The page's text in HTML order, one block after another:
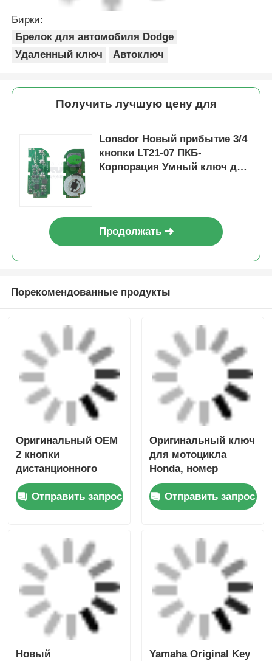
Бирки:
Брелок для автомобиля Dodge
Удаленный ключ
Автоключ
Получить лучшую цену для
Lonsdor Новый прибытие 3/4
кнопки LT21-07 ПКБ-
Корпорация Умный ключ для
Продолжать
Порекомендованные продукты
Оригинальный OEM
2 кнопки
дистанционного
управления 433,87
МГц FSK для Su-zuki
Jim-ny 2005-2017 без
только управление
для оптовой
продажи,
минимальный заказ
50 шт.
Отправить запрос
Оригинальный ключ
для мотоцикла
Honda, номер
детали: 35123-K1B-
T10, трехкнопочный,
FSK433.92MHz, чип
дистанционный
ключ
Отправить запрос
Новый
Yamaha Original Key